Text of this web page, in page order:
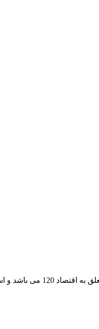
آن پیگرد قانونی دارد.